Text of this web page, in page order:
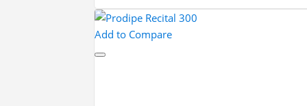
Add to Compare